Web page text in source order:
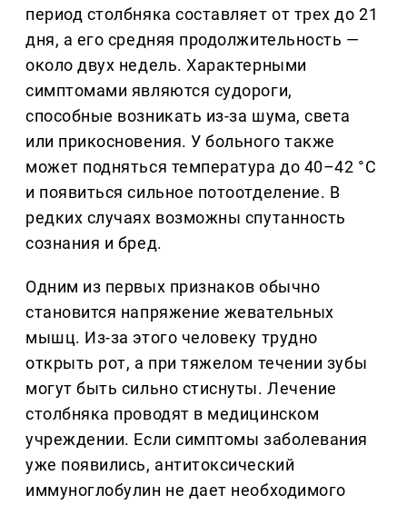
период столбняка составляет от трех до 21
дня, а его средняя продолжительность —
около двух недель. Характерными
симптомами являются судороги,
способные возникать из-за шума, света
или прикосновения. У больного также
может подняться температура до 40–42 °С
и появиться сильное потоотделение. В
редких случаях возможны спутанность
сознания и бред.
Одним из первых признаков обычно
становится напряжение жевательных
мышц. Из-за этого человеку трудно
открыть рот, а при тяжелом течении зубы
могут быть сильно стиснуты. Лечение
столбняка проводят в медицинском
учреждении. Если симптомы заболевания
уже появились, антитоксический
иммуноглобулин не дает необходимого